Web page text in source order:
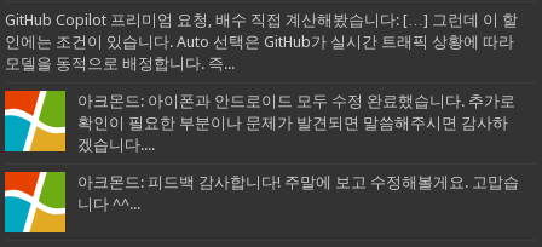
GitHub Copilot 프리미엄 요청, 배수 직접 계산해봤습니다: […] 그런데 이 할
인에는 조건이 있습니다. Auto 선택은 GitHub가 실시간 트래픽 상황에 따라
모델을 동적으로 배정합니다. 즉...
아크몬드: 아이폰과 안드로이드 모두 수정 완료했습니다. 추가로
확인이 필요한 부분이나 문제가 발견되면 말씀해주시면 감사하
겠습니다....
아크몬드: 피드백 감사합니다! 주말에 보고 수정해볼게요. 고맙습
니다 ^^...